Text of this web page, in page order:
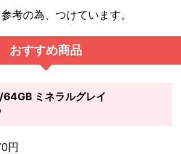
考の為、つけています。
おすすめ商品
ミネラルグレイ
円